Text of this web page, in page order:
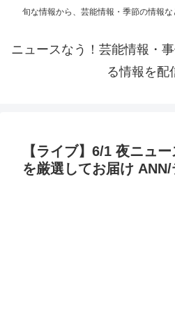
旬な情報から、芸能情報・季節の情報な
ニュースなう！芸能情報・
る情報を配
【ライブ】6/1 夜ニュ
を厳選してお届け ANN/